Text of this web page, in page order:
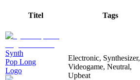
Titel Tags
Synth
Pop Long
Logo
Electronic, Synthesizer,
Videogame, Neutral,
Upbeat